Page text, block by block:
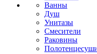
Ванны
Душ
Унитазы
Смесители
Раковины